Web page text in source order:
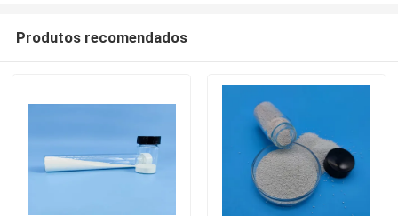
Produtos recomendados